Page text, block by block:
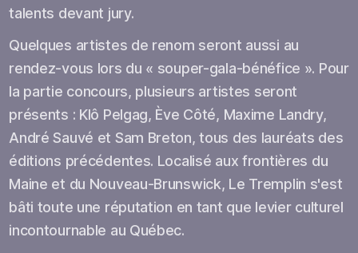
talents devant jury.
Quelques artistes de renom seront aussi au
rendez-vous lors du « souper-gala-bénéfice ». Pour
la partie concours, plusieurs artistes seront
présents : Klô Pelgag, Ève Côté, Maxime Landry,
André Sauvé et Sam Breton, tous des lauréats des
éditions précédentes. Localisé aux frontières du
Maine et du Nouveau-Brunswick, Le Tremplin s'est
bâti toute une réputation en tant que levier culturel
incontournable au Québec.